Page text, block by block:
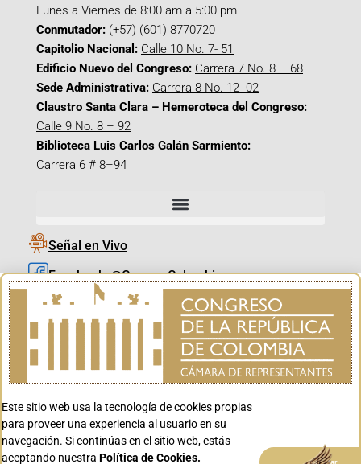
Lunes a Viernes de 8:00 am a 5:00 pm
Conmutador: (+57) (601) 8770720
Capitolio Nacional: Calle 10 No. 7- 51
Edificio Nuevo del Congreso: Carrera 7 No. 8 – 68
Sede Administrativa: Carrera 8 No. 12- 02
Claustro Santa Clara – Hemeroteca del Congreso:
Calle 9 No. 8 – 92
Biblioteca Luis Carlos Galán Sarmiento:
Carrera 6 # 8–94
Señal en Vivo
Facebook_@CamaraColombia
Instagram_@CamaraColombia
X_@CamaraColombia
Youtube_@CamaraColombia
Youtube_@CanalCongreso
Este sitio web usa la tecnología de cookies propias
para proveer una experiencia al usuario en su
navegación. Si continúas en el sitio web, estás
aceptando nuestra Política de Cookies. Aceptar